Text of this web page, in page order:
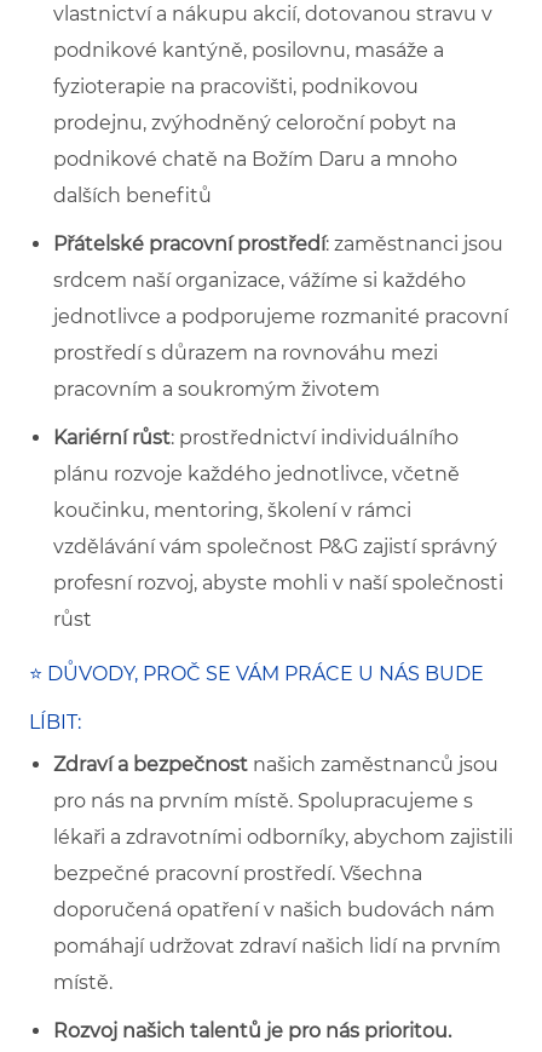
vlastnictví a nákupu akcií, dotovanou stravu v
podnikové kantýně, posilovnu, masáže a
fyzioterapie na pracovišti, podnikovou
prodejnu, zvýhodněný celoroční pobyt na
podnikové chatě na Božím Daru a mnoho
dalších benefitů
Přátelské pracovní prostředí: zaměstnanci jsou
srdcem naší organizace, vážíme si každého
jednotlivce a podporujeme rozmanité pracovní
prostředí s důrazem na rovnováhu mezi
pracovním a soukromým životem
Kariérní růst: prostřednictví individuálního
plánu rozvoje každého jednotlivce, včetně
koučinku, mentoring, školení v rámci
vzdělávání vám společnost P&G zajistí správný
profesní rozvoj, abyste mohli v naší společnosti
růst
⭐ DŮVODY, PROČ SE VÁM PRÁCE U NÁS BUDE
LÍBIT:
Zdraví a bezpečnost našich zaměstnanců jsou
pro nás na prvním místě. Spolupracujeme s
lékaři a zdravotními odborníky, abychom zajistili
bezpečné pracovní prostředí. Všechna
doporučená opatření v našich budovách nám
pomáhají udržovat zdraví našich lidí na prvním
místě.
Rozvoj našich talentů je pro nás prioritou.